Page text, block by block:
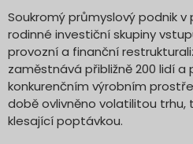
Soukromý průmyslový podnik
rodinné investiční skupiny
provozní a finanční
zaměstnává přibližně 200 lidí a
konkurenčním výrobním
době ovlivněno volatilitou trhu,
klesající poptávkou.